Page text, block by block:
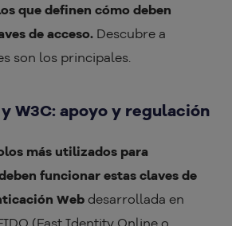
que definen cómo deben
de acceso. Descubre a
son los principales.
W3C: apoyo y regulación
más utilizados para
funcionar estas claves de
Web desarrollada en
(Fast Identity Online o